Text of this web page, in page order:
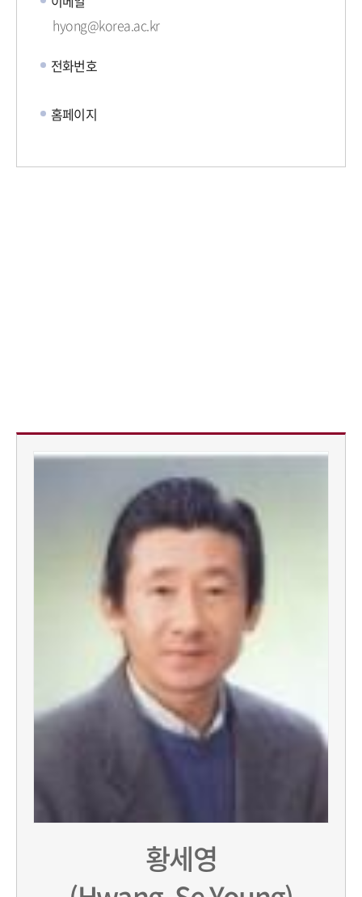
hyong@korea.ac.kr
전화번호
홈페이지
황세영